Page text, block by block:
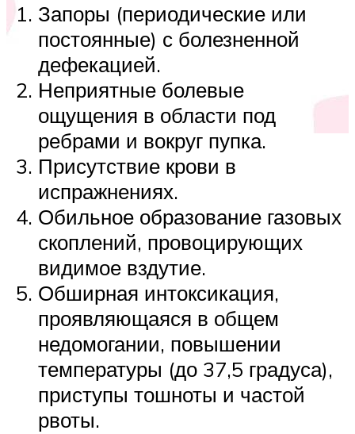
Запоры (периодические или
постоянные) с болезненной
дефекацией.
Неприятные болевые
ощущения в области под
ребрами и вокруг пупка.
Присутствие крови в
испражнениях.
Обильное образование газовых
скоплений, провоцирующих
видимое вздутие.
Обширная интоксикация,
проявляющаяся в общем
недомогании, повышении
температуры (до 37,5 градуса),
приступы тошноты и частой
рвоты.